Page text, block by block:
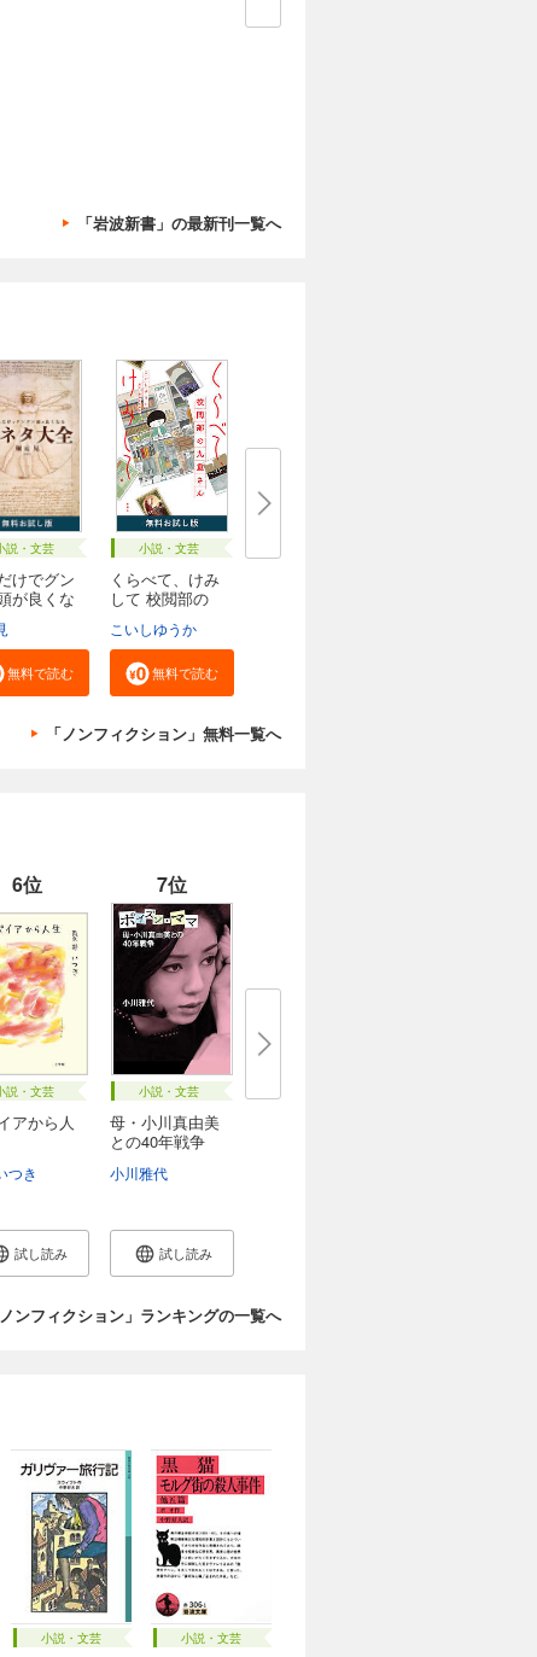
「岩波新書」の最新刊一覧へ
説・文芸
けでグン
が良くな
無料で読む
小説・文芸
くらべて、けみ
して 校閲部の
こいしゆうか
無料で読む
「ノンフィクション」無料一覧へ
6位
説・文芸
アから人
つき
試し読み
7位
小説・文芸
母・小川真由美
との40年戦争
小川雅代
試し読み
ノンフィクション」ランキングの一覧へ
小説・文芸 小説・文芸